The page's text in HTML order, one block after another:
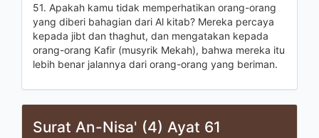
51. Apakah kamu tidak memperhatikan orang-orang
yang diberi bahagian dari Al kitab? Mereka percaya
kepada jibt dan thaghut, dan mengatakan kepada
orang-orang Kafir (musyrik Mekah), bahwa mereka itu
lebih benar jalannya dari orang-orang yang beriman.
Surat An-Nisa' (4) Ayat 61